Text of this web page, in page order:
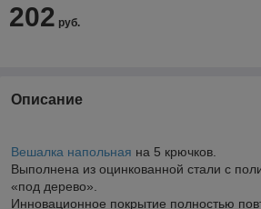
202 руб.
Описание
Вешалка напольная на 5 крючков.
Выполнена из оцинкованной стали с
«под дерево».
Инновационное покрытие полностью